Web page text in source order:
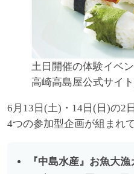
土日開催の体験イベ
高崎高島屋公式サイ
6月13日(土)・14日(日)の2
4つの参加型企画が組まれて
『中島水産』お魚大漁